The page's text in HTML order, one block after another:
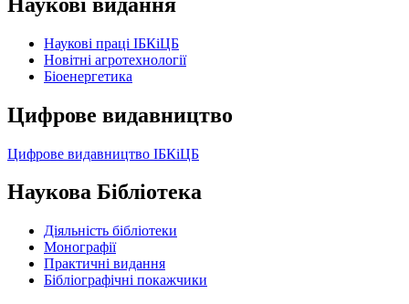
Наукові праці ІБКіЦБ
Новітні агротехнології
Бiоенергетика
Цифрове видавництво
Цифрове видавництво ІБКіЦБ
Наукова Бібліотека
Діяльність бібліотеки
Монографії
Практичні видання
Бібліографічні покажчики